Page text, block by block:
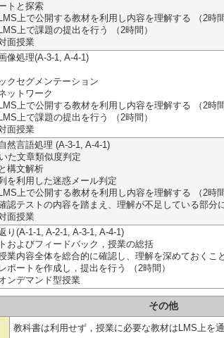
トと探索
上で公開する教材を利用し内容を理解する （2時間
上で課題の提出を行う （2時間）
面授業
像処理(A-3-1, A-4-1)
クセグメンテーション
ットワーク
上で公開する教材を利用し内容を理解する （2時間
上で課題の提出を行う （2時間）
面授業
然言語処理 (A-3-1, A-4-1)
た文章類似度判定
構文解析
を利用した迷惑メール判定
上で公開する教材を利用し内容を理解する （2時間
認テストの内容を踏まえ、理解が不足している部分
面授業
り(A-1-1, A-2-1, A-3-1, A-4-1)
およびフィードバック，授業の総括
業内容全体を総合的に確認し、理解を深めておくこ
ポートを作成し，提出を行う （2時間）
ンデマンド型授業
その他
教科書は利用せず，授業に必要な教材はLMS上を通